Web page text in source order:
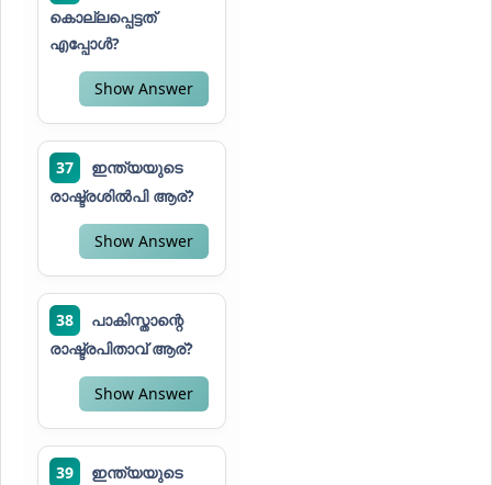
കൊല്ലപ്പെട്ടത്
എപ്പോൾ?
Show Answer
37
ഇന്ത്യയുടെ
രാഷ്ട്രശിൽപി ആര്?
Show Answer
38
പാകിസ്താന്റെ
രാഷ്ട്രപിതാവ് ആര്?
Show Answer
39
ഇന്ത്യയുടെ